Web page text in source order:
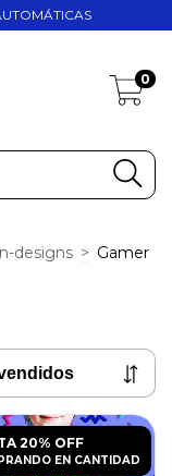
0
designs > Gamer
20% OFF
EN CANTIDAD